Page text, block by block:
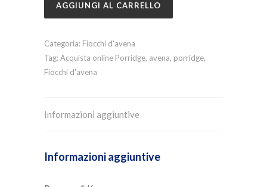
AGGIUNGI AL CARRELLO
Categoria: Fiocchi d'avena
Tag:Acquista online Porridge, avena, porridge,
Fiocchi d'avena
Informazioni aggiuntive
Informazioni aggiuntive